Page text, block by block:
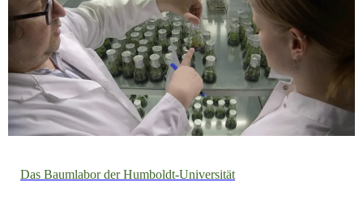
Das Baumlabor der Humboldt-Universität